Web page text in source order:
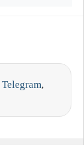
Telegram,